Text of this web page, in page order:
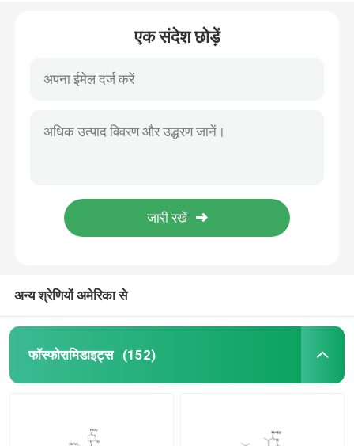
एक संदेश छोड़ें
अन्य श्रेणियों अमेरिका से
फॉस्फोरामिडाइट्स (152)